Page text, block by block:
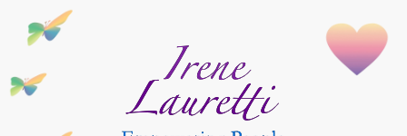
Inhalt